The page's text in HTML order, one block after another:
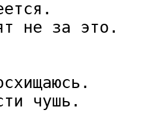
не за это.
чушь.